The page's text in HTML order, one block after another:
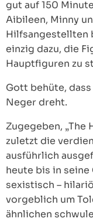
gut auf 150
Aibileen, Minny
Hilfsangestellten
einzig dazu, die
Hauptfiguren zu
Gott behüte,
Neger dreht.
Zugegeben, „The
zuletzt die
ausführlich
heute bis in
sexistisch –
vorgeblich um
ähnlichen